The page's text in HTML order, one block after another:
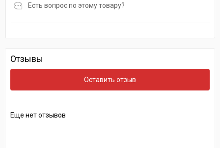
Есть вопрос по этому товару?
Отзывы
Оставить отзыв
Еще нет отзывов